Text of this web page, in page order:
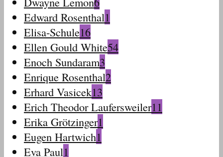
Edward Rosenthal1
Elisa-Schule16
Ellen Gould White54
Enoch Sundaram3
Enrique Rosenthal2
Erhard Vasicek13
Erich Theodor Laufersweiler11
Erika Grötzinger1
Eugen Hartwich1
Eva Paul1